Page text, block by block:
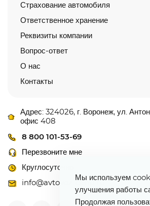
Страхование автомобиля
Ответственное хранение
Реквизиты компании
Вопрос-ответ
О нас
Контакты
Адрес: 324026, г. Воронеж, ул.
офис 408
8 800 101-53-69
Перезвоните мне
Круглосуточно
info@avtovoz-centr.ru
Мы используем
улучшения работы
Продолжая